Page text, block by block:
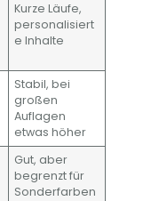
Kurze Läufe,
personalisiert
e Inhalte
Stabil, bei
großen
Auflagen
etwas höher
Gut, aber
begrenzt für
Sonderfarben